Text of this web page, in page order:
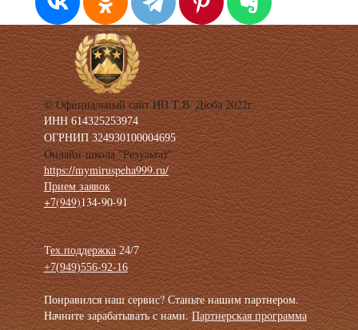
© Официальный сайт ИП Т.В. Дюба 2022г.
ИНН614325253974
ОГРНИП324930100004695
Онлайн-школа "Результат"
https://mymiruspeha999.ru/
Прием заявок
+7(949)134-90-91
Тех.поддержка24/7
+7(949)556-92-16
Понравился наш сервис? Станьте нашим партнером.
Начните зарабатывать с нами.Партнерская программа